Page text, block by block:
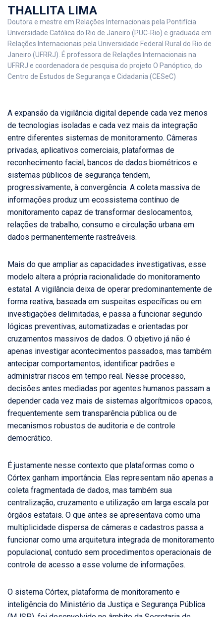
THALLITA LIMA
Doutora e mestre em Relações Internacionais pela Pontifícia
Universidade Católica do Rio de Janeiro (PUC-Rio) e graduada em
Relações Internacionais pela Universidade Federal Rural do Rio de
Janeiro (UFRRJ). É professora de Relações Internacionais na
UFRRJ e coordenadora de pesquisa do projeto O Panóptico, do
Centro de Estudos de Segurança e Cidadania (CESeC)
A expansão da vigilância digital depende cada vez menos
de tecnologias isoladas e cada vez mais da integração
entre diferentes sistemas de monitoramento. Câmeras
privadas, aplicativos comerciais, plataformas de
reconhecimento facial, bancos de dados biométricos e
sistemas públicos de segurança tendem,
progressivamente, à convergência. A coleta massiva de
informações produz um ecossistema contínuo de
monitoramento capaz de transformar deslocamentos,
relações de trabalho, consumo e circulação urbana em
dados permanentemente rastreáveis.
Mais do que ampliar as capacidades investigativas, esse
modelo altera a própria racionalidade do monitoramento
estatal. A vigilância deixa de operar predominantemente de
forma reativa, baseada em suspeitas específicas ou em
investigações delimitadas, e passa a funcionar segundo
lógicas preventivas, automatizadas e orientadas por
cruzamentos massivos de dados. O objetivo já não é
apenas investigar acontecimentos passados, mas também
antecipar comportamentos, identificar padrões e
administrar riscos em tempo real. Nesse processo,
decisões antes mediadas por agentes humanos passam a
depender cada vez mais de sistemas algorítmicos opacos,
frequentemente sem transparência pública ou de
mecanismos robustos de auditoria e de controle
democrático.
É justamente nesse contexto que plataformas como o
Córtex ganham importância. Elas representam não apenas a
coleta fragmentada de dados, mas também sua
centralização, cruzamento e utilização em larga escala por
órgãos estatais. O que antes se apresentava como uma
multiplicidade dispersa de câmeras e cadastros passa a
funcionar como uma arquitetura integrada de monitoramento
populacional, contudo sem procedimentos operacionais de
controle de acesso a esse volume de informações.
O sistema Córtex, plataforma de monitoramento e
inteligência do Ministério da Justiça e Segurança Pública